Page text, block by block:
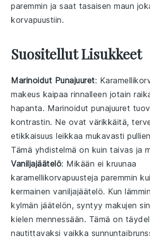
paremmin ja saat tasaisen maun
korvapuustiin.
Suositellut Lisukkeet
Marinoidut Punajuuret:
makeus kaipaa rinnalleen jotain
hapanta. Marinoidutpunajuuret
kontrastin. Ne ovat värikkäitä,
etikkaisuus leikkaa mukavasti
Tämä yhdistelmä on kuintaivas ja
Vaniljajäätelö: Mikään ei kruunaa
karamellikorvapuusteja paremmin
kermainenvaniljajäätelö. Kun
kylmän jäätelön, syntyy makujen
kielen mennessään. Tämä on
nautittavaksi vaikka